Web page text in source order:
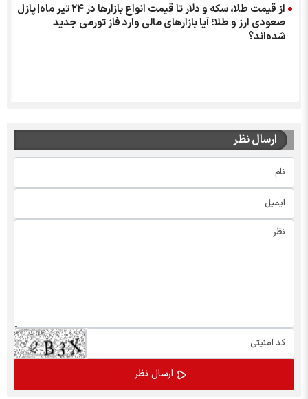
از قیمت طلا، سکه و دلار تا قیمت انواع بازار‌ها در ۲۴ تیر ماه| پازل
صعودی ارز و طلا؛ آیا بازارهای مالی وارد فاز تورمی جدید
شده‌اند؟
ارسال نظر